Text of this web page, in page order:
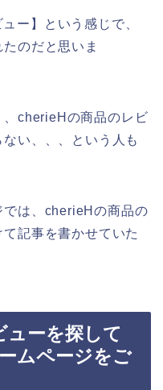
ー】という感じで、
のだと思いま
、cherieHの商品のレビ
い、、、という人も
では、cherieHの商品の
記事を書かせていた
ューを探して
ムページをご